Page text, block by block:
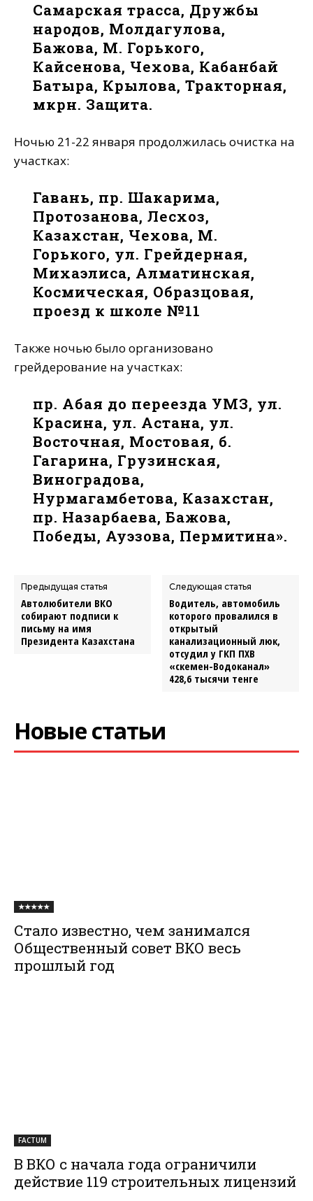
Самарская трасса, Дружбы
народов, Молдагулова,
Бажова, М. Горького,
Кайсенова, Чехова, Кабанбай
Батыра, Крылова, Тракторная,
мкрн. Защита.
Ночью 21-22 января продолжилась очистка на
участках:
Гавань, пр. Шакарима,
Протозанова, Лесхоз,
Казахстан, Чехова, М.
Горького, ул. Грейдерная,
Михаэлиса, Алматинская,
Космическая, Образцовая,
проезд к школе №11
Также ночью было организовано
грейдерование на участках:
пр. Абая до переезда УМЗ, ул.
Красина, ул. Астана, ул.
Восточная, Мостовая, б.
Гагарина, Грузинская,
Виноградова,
Нурмагамбетова, Казахстан,
пр. Назарбаева, Бажова,
Победы, Ауэзова, Пермитина».
Предыдущая статья
Автолюбители ВКО
собирают подписи к
письму на имя
Президента Казахстана
Следующая статья
Водитель, автомобиль
которого провалился в
открытый
канализационный люк,
отсудил у ГКП ПХВ
«Өскемен-Водоканал»
428,6 тысячи тенге
Новые статьи
★★★★★
Стало известно, чем занимался
Общественный совет ВКО весь
прошлый год
FACTUM
В ВКО с начала года ограничили
действие 119 строительных лицензий